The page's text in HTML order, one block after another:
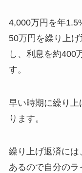
4,000万円を年
50万円を繰り上
し、利息を約400
す。
早い時期に繰り
ります。
繰り上げ返済に
あるので自分の